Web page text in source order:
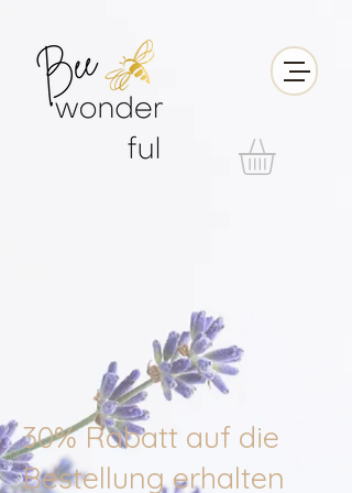
30% Rabatt auf die
Bestellung erhalten